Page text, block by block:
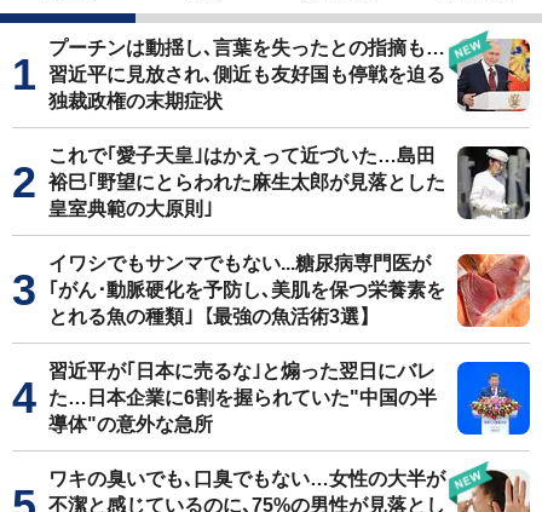
プーチンは動揺し､言葉を失ったとの指摘も…
習近平に見放され､側近も友好国も停戦を迫る
独裁政権の末期症状
これで｢愛子天皇｣はかえって近づいた…島田
裕巳｢野望にとらわれた麻生太郎が見落とした
皇室典範の大原則｣
イワシでもサンマでもない...糖尿病専門医が
｢がん･動脈硬化を予防し､美肌を保つ栄養素を
とれる魚の種類｣【最強の魚活術3選】
習近平が｢日本に売るな｣と煽った翌日にバレ
た…日本企業に6割を握られていた"中国の半
導体"の意外な急所
ワキの臭いでも､口臭でもない…女性の大半が
不潔と感じているのに､75%の男性が見落とし